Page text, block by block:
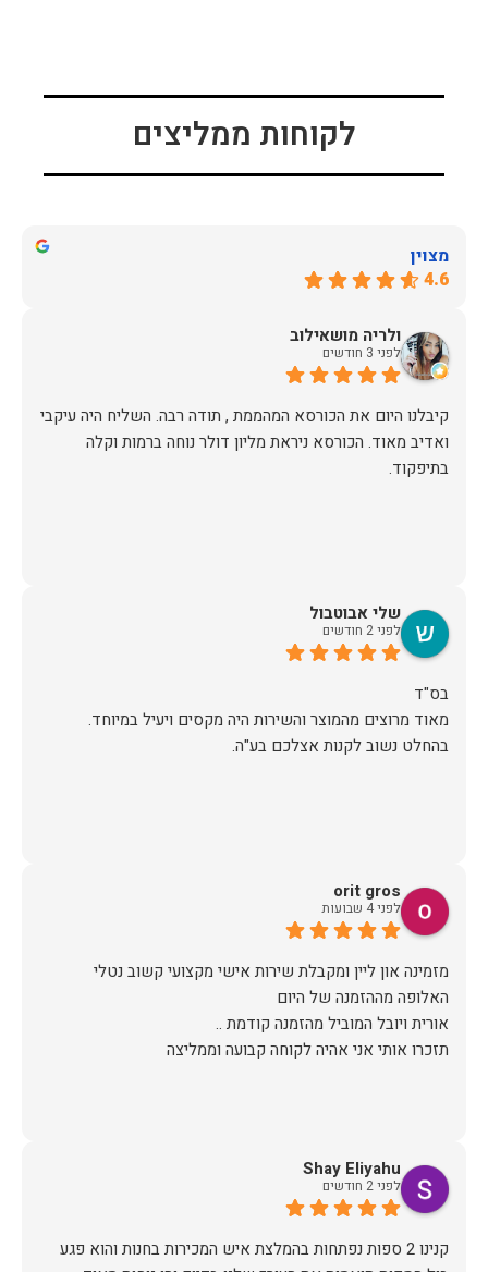
לקוחות ממליצים
מצוין
4.6
ולריה מושאילוב
לפני 3 חודשים
קיבלנו היום את הכורסא המהממת , תודה רבה. השליח היה עיקבי
ואדיב מאוד. הכורסא ניראת מליון דולר נוחה ברמות וקלה
בתיפקוד.
שלי אבוטבול
לפני 2 חודשים
מאוד מרוצים מהמוצר והשירות היה מקסים ויעיל במיוחד.
בהחלט נשוב לקנות אצלכם בע"ה.
orit gros
לפני 4 שבועות
מזמינה און ליין ומקבלת שירות אישי מקצועי קשוב נטלי
תזכרו אותי אני אהיה לקוחה קבועה וממליצה
Shay Eliyahu
לפני 2 חודשים
קנינו 2 ספות נפתחות בהמלצת איש המכירות בחנות והוא פגע